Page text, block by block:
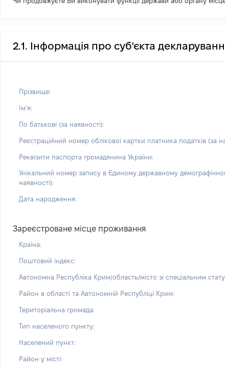
2.1. Інформація про суб'єкта
Прізвище:
Імʼя:
По батькові (за наявності):
Реєстраційний номер облікової картки платника податків (за
Реквізити паспорта громадянина України:
Унікальний номер запису в Єдиному державному
наявності):
Дата народження:
Зареєстроване місце проживання
Країна:
Поштовий індекс:
Автономна Республіка Крим/область/місто зі спеціальним
Район в області та Автономній Республіці Крим:
Територіальна громада:
Тип населеного пункту:
Населений пункт:
Район у місті: